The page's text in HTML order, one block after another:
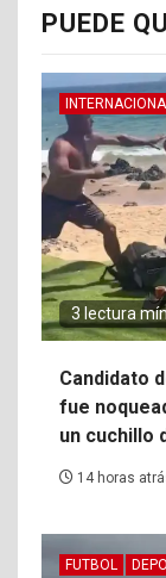
PUEDE
3 lectura
Candidato
fue
un cuchillo
14 horas
FUTBOL